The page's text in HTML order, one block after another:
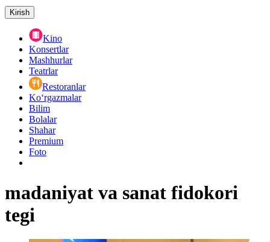
Kirish
Kino
Konsertlar
Mashhurlar
Teatrlar
Restoranlar
Ko‘rgazmalar
Bilim
Bolalar
Shahar
Premium
Foto
madaniyat va sanat fidokori
tegi